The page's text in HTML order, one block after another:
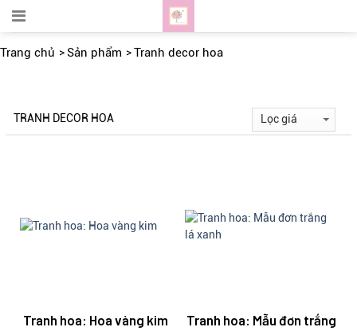
Trang chủ Sản phẩm Tranh decor hoa
TRANH DECOR HOA
Tranh hoa: Hoa vàng kim
Tranh hoa: Mẫu đơn trắng